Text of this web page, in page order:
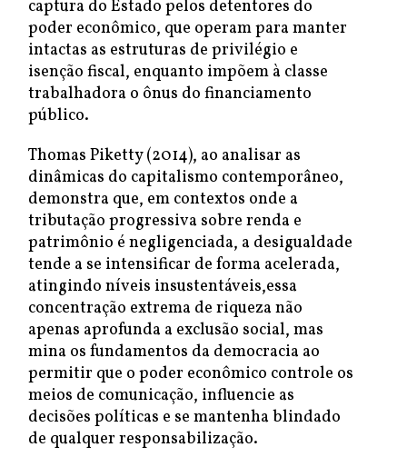
captura do Estado pelos detentores do
poder econômico, que operam para manter
intactas as estruturas de privilégio e
isenção fiscal, enquanto impõem à classe
trabalhadora o ônus do financiamento
público.
Thomas Piketty (2014), ao analisar as
dinâmicas do capitalismo contemporâneo,
demonstra que, em contextos onde a
tributação progressiva sobre renda e
patrimônio é negligenciada, a desigualdade
tende a se intensificar de forma acelerada,
atingindo níveis insustentáveis,essa
concentração extrema de riqueza não
apenas aprofunda a exclusão social, mas
mina os fundamentos da democracia ao
permitir que o poder econômico controle os
meios de comunicação, influencie as
decisões políticas e se mantenha blindado
de qualquer responsabilização.